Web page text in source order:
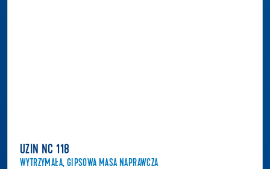
UZIN NC 118
WYTRZYMAŁA, GIPSOWA MASA NAPRAWCZA